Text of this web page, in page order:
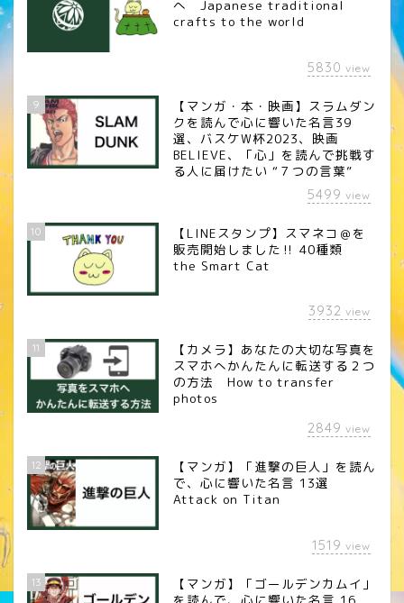
へ Japanese traditional
crafts to the world
5830 view
9
【マンガ・本・映画】スラムダン
クを読んで心に響いた名言39
選、バスケW杯2023、映画
BELIEVE、「心」を読んで挑戦す
る人に届けたい “７つの言葉”
5499 view
10
【LINEスタンプ】スマネコ＠を
販売開始しました‼︎ 40種類
the Smart Cat
3932 view
11
【カメラ】あなたの大切な写真を
スマホへかんたんに転送する２つ
の方法 How to transfer
photos
2849 view
12
【マンガ】「進撃の巨人」を読ん
で、心に響いた名言 13選
Attack on Titan
1519 view
13
【マンガ】「ゴールデンカムイ」